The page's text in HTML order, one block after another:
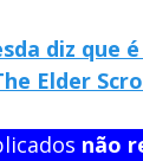
diz que é
Elder
não